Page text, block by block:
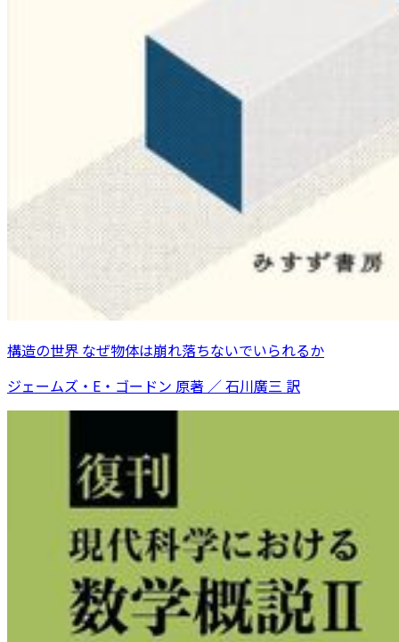
構造の世界 なぜ物体は崩れ落ちないでいられるか
ジェームズ・E・ゴードン 原著 ／ 石川廣三 訳